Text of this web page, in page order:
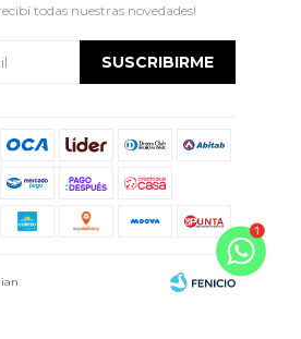
todas nuestras novedades!
SUSCRIBIRME